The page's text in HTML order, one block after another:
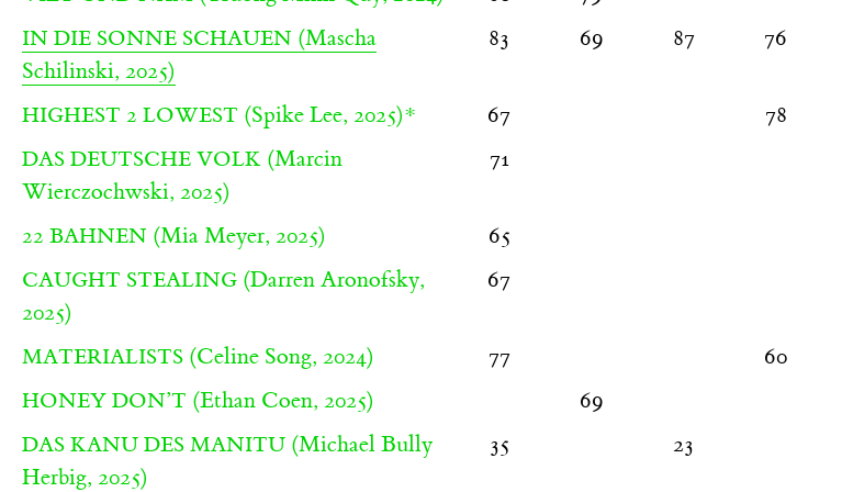
IN DIE SONNE SCHAUEN (Mascha
Schilinski, 2025)
83 69 87 76
HIGHEST 2 LOWEST (Spike Lee, 2025)* 67 78
DAS DEUTSCHE VOLK (Marcin
Wierczochwski, 2025)
71
22 BAHNEN (Mia Meyer, 2025) 65
CAUGHT STEALING (Darren Aronofsky,
2025)
67
MATERIALISTS (Celine Song, 2024) 77 60
HONEY DON’T (Ethan Coen, 2025) 69
DAS KANU DES MANITU (Michael Bully
Herbig, 2025)
35 23